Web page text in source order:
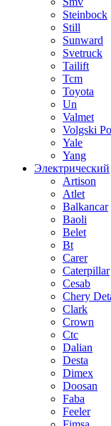
Steinbock
Still
Sunward
Svetruck
Tailift
Tcm
Toyota
Un
Valmet
Volgski
Yale
Yang
Электрический
Artison
Atlet
Balkancar
Baoli
Belet
Bt
Carer
Caterpillar
Cesab
Chery
Clark
Crown
Ctc
Dalian
Desta
Dimex
Doosan
Faba
Feeler